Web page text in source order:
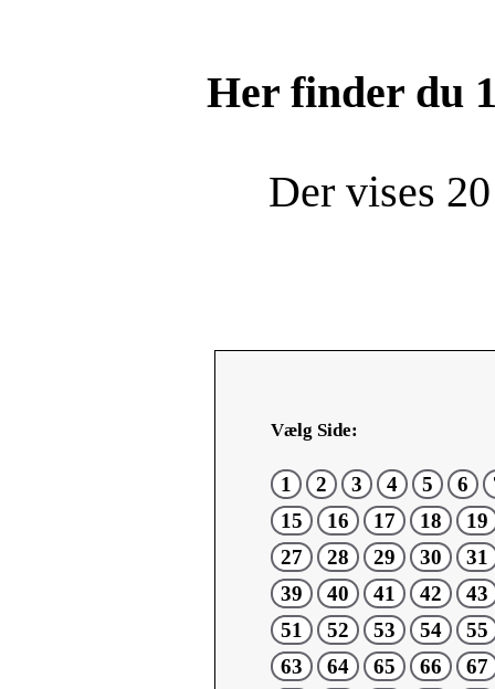
Her finder du
Der vises
Vælg Side:
1 2 3 4 5 6
15
16 17 18
19
27
28 29 30
31
39
40 41 42
43
51
52 53 54
55
63
64 65 66
67